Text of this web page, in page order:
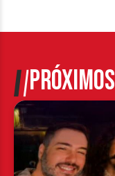
PRÓXIMOS